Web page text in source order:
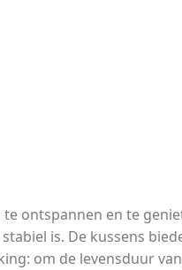
ontspannen en te
is. De kussens
om de levensduur